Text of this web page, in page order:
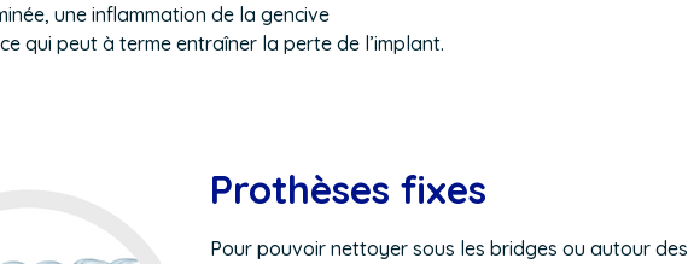
une inflammation de la gencive
qui peut à terme entraîner la perte de l’implant.
Prothèses fixes
Pour pouvoir nettoyer sous les bridges ou autour des